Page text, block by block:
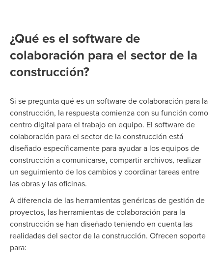
¿Qué es el software de
colaboración para el sector de la
construcción?
Si se pregunta qué es un software de colaboración para la
construcción, la respuesta comienza con su función como
centro digital para el trabajo en equipo. El software de
colaboración para el sector de la construcción está
diseñado específicamente para ayudar a los equipos de
construcción a comunicarse, compartir archivos, realizar
un seguimiento de los cambios y coordinar tareas entre
las obras y las oficinas.
A diferencia de las herramientas genéricas de gestión de
proyectos, las herramientas de colaboración para la
construcción se han diseñado teniendo en cuenta las
realidades del sector de la construcción. Ofrecen soporte
para: